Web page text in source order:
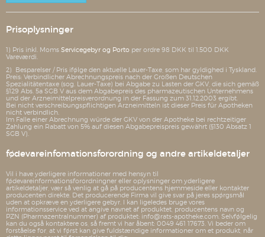
Prisoplysninger
1) Pris inkl. Moms Servicegebyr og Porto per ordre 98 DKK til 1.500 DKK
Vareværdi.
2) Besparelser / Pris ifølge den aktuelle Lauer-Taxe, som har gyldighed i Tyskland.
Preis: Verbindlicher Abrechnungspreis nach der Großen Deutschen
Spezialitätentaxe (sog. Lauer-Taxe) bei Abgabe zu Lasten der GKV, die sich gemäß
§129 Abs. 5a SGB V aus dem Abgabepreis des pharmazeutischen Unternehmens
und der Arzneimittelpreisverordnung in der Fassung zum 31.12.2003 ergibt.
Bei nicht verschreibungspflichtigen Arzneimitteln ist dieser Preis für Apotheken
nicht verbindlich.
Im Falle einer Abrechnung würde der GKV von der Apotheke bei rechtzeitiger
Zahlung ein Rabatt von 5% auf diesen Abgabepreispreis gewährt (§130 Absatz 1
SGB V).
fødevareinfomationsforordning og andre artikeldetaljer
Vil i have yderligere informationer med hensyn til
fødevareinformationsforordningner eller oplysninger om yderligere
artikeldetaljer, vær så venlig at gå på producentens hjemmeside eller kontakter
producenten direkte. Det producerende Firma vil give svar på jeres spørgsmål
uden at opkræve en yderligere gebyr. I kan ligeledes bruge vores
informationsservice ved at angive navnet af produktet, producentens navn og
PZN (Pharmazentralnummer) af produktet: info@rats-apotheke.com. Selvfølgelig
kan du også kontaktere os, så fremt vi har åbent: 0049 461 17673. Vi beder om
forståelse for, at vi først kan give fuldstændige informationer om et produkt, når